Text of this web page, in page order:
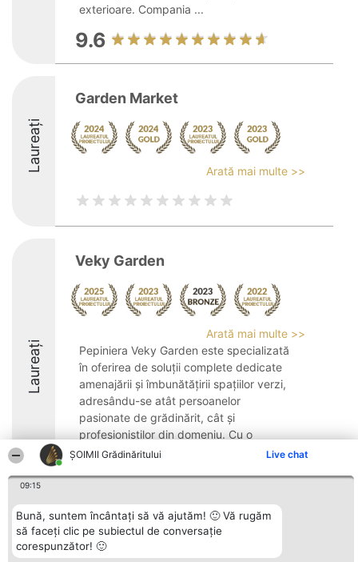
ȘOIMII Grădinăritului Live chat
09:15
Bună, suntem încântați să vă ajutăm! 🙂 Vă rugăm
să faceți clic pe subiectul de conversație
corespunzător! 🙂
exterioare. Compania ...
9.6
Laureați
Garden Market
Arată mai multe >>
Laureați
Veky Garden
Arată mai multe >>
Pepiniera Veky Garden este specializată
în oferirea de soluții complete dedicate
amenajării și îmbunătățirii spațiilor verzi,
adresându-se atât persoanelor
pasionate de grădinărit, cât și
profesioniștilor din domeniu. Cu o
experiență acumulată ...
8.4
Organizator Ranking
BRIGHT SOLUTIONS BR SRL
Plebiscyt